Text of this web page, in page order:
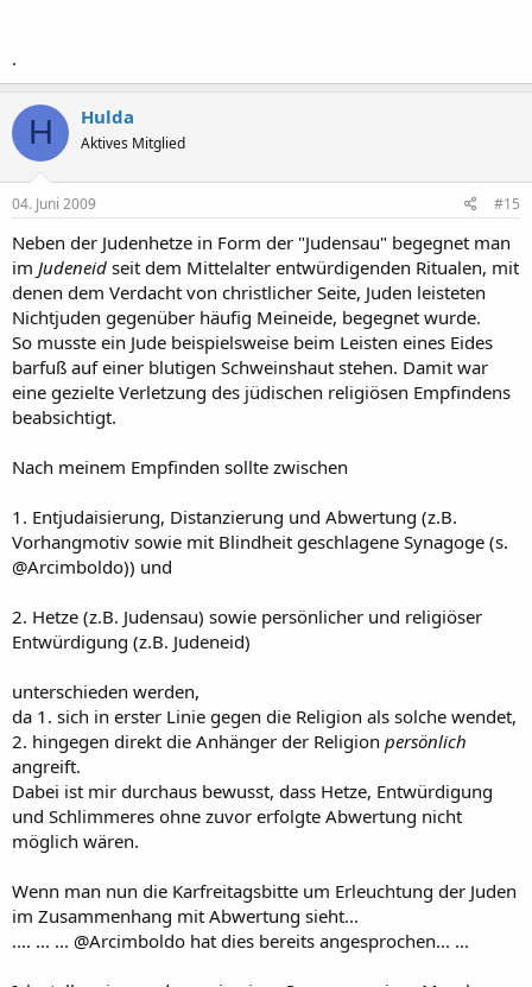
.
H Hulda
Aktives Mitglied
04. Juni 2009 #15
Neben der Judenhetze in Form der "Judensau" begegnet man
im Judeneid seit dem Mittelalter entwürdigenden Ritualen, mit
denen dem Verdacht von christlicher Seite, Juden leisteten
Nichtjuden gegenüber häufig Meineide, begegnet wurde.
So musste ein Jude beispielsweise beim Leisten eines Eides
barfuß auf einer blutigen Schweinshaut stehen. Damit war
eine gezielte Verletzung des jüdischen religiösen Empfindens
beabsichtigt.
Nach meinem Empfinden sollte zwischen
1. Entjudaisierung, Distanzierung und Abwertung (z.B.
Vorhangmotiv sowie mit Blindheit geschlagene Synagoge (s.
@Arcimboldo)) und
2. Hetze (z.B. Judensau) sowie persönlicher und religiöser
Entwürdigung (z.B. Judeneid)
unterschieden werden,
da 1. sich in erster Linie gegen die Religion als solche wendet,
2. hingegen direkt die Anhänger der Religion persönlich
angreift.
Dabei ist mir durchaus bewusst, dass Hetze, Entwürdigung
und Schlimmeres ohne zuvor erfolgte Abwertung nicht
möglich wären.
Wenn man nun die Karfreitagsbitte um Erleuchtung der Juden
im Zusammenhang mit Abwertung sieht...
.... ... ... @Arcimboldo hat dies bereits angesprochen... ...